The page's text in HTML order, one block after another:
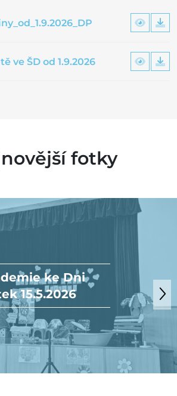
ve ŠD od 1.9.2026
fotky
ke Dni
15.5.2026